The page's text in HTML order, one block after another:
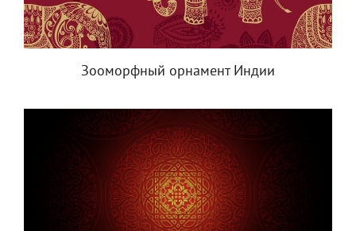
Зооморфный орнамент Индии